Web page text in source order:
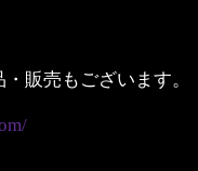
販売もございます。